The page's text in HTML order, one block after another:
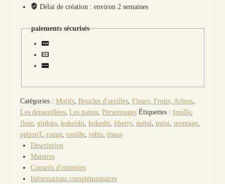
Ginkgo
Kokeshi
Délai de création : environ 2 semaines
paiements sécurisés
Catégories : Motifs, Boucles d'oreilles, Fleurs, Fruits, Arbres,
Les dépareillées, Les paires, Personnages Étiquettes : feuille,
fleur, ginkgo, kokeishi kokeshi liberty, métal mitsi montage,
optionT, rouge, rouille, rubis, tissus
Description
Matières
Conseils d'entretien
Informations complémentaires